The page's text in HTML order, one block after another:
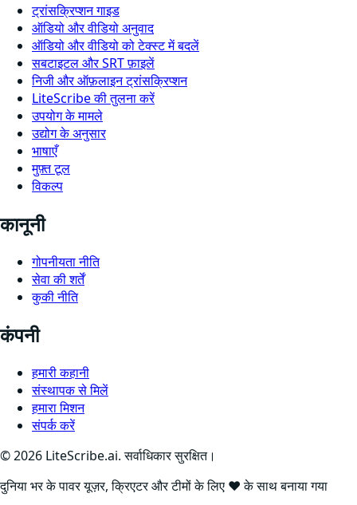
ट्रांसक्रिप्शन गाइड
ऑडियो और वीडियो अनुवाद
ऑडियो और वीडियो को टेक्स्ट में बदलें
सबटाइटल और SRT फ़ाइलें
निजी और ऑफ़लाइन ट्रांसक्रिप्शन
LiteScribe की तुलना करें
उपयोग के मामले
उद्योग के अनुसार
भाषाएँ
मुफ़्त टूल
विकल्प
कानूनी
गोपनीयता नीति
सेवा की शर्तें
कुकी नीति
कंपनी
हमारी कहानी
संस्थापक से मिलें
हमारा मिशन
संपर्क करें
©2026 LiteScribe.ai. सर्वाधिकार सुरक्षित।
दुनिया भर के पावर यूज़र, क्रिएटर और टीमों के लिए ❤️ के साथ बनाया गया